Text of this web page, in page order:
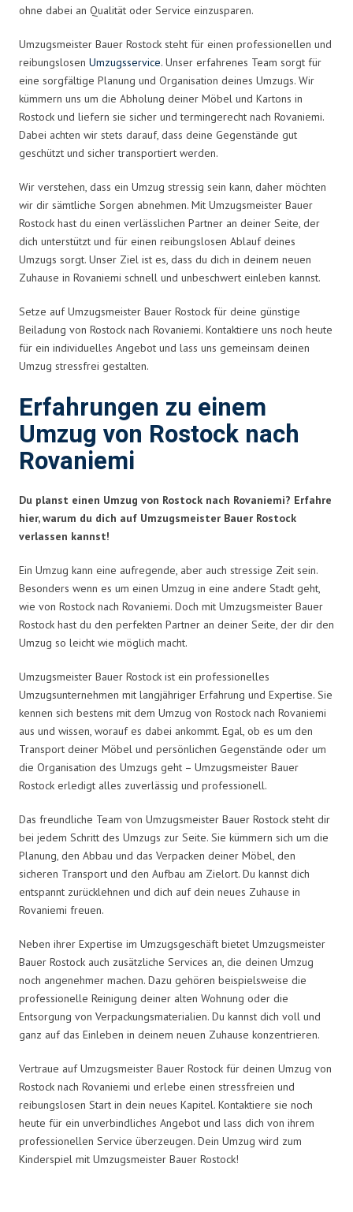
ohne dabei an Qualität oder Service einzusparen.
Umzugsmeister Bauer Rostock steht für einen professionellen und
reibungslosen Umzugsservice. Unser erfahrenes Team sorgt für
eine sorgfältige Planung und Organisation deines Umzugs. Wir
kümmern uns um die Abholung deiner Möbel und Kartons in
Rostock und liefern sie sicher und termingerecht nach Rovaniemi.
Dabei achten wir stets darauf, dass deine Gegenstände gut
geschützt und sicher transportiert werden.
Wir verstehen, dass ein Umzug stressig sein kann, daher möchten
wir dir sämtliche Sorgen abnehmen. Mit Umzugsmeister Bauer
Rostock hast du einen verlässlichen Partner an deiner Seite, der
dich unterstützt und für einen reibungslosen Ablauf deines
Umzugs sorgt. Unser Ziel ist es, dass du dich in deinem neuen
Zuhause in Rovaniemi schnell und unbeschwert einleben kannst.
Setze auf Umzugsmeister Bauer Rostock für deine günstige
Beiladung von Rostock nach Rovaniemi. Kontaktiere uns noch heute
für ein individuelles Angebot und lass uns gemeinsam deinen
Umzug stressfrei gestalten.
Erfahrungen zu einem
Umzug von Rostock nach
Rovaniemi
Du planst einen Umzug von Rostock nach Rovaniemi? Erfahre
hier, warum du dich auf Umzugsmeister Bauer Rostock
verlassen kannst!
Ein Umzug kann eine aufregende, aber auch stressige Zeit sein.
Besonders wenn es um einen Umzug in eine andere Stadt geht,
wie von Rostock nach Rovaniemi. Doch mit Umzugsmeister Bauer
Rostock hast du den perfekten Partner an deiner Seite, der dir den
Umzug so leicht wie möglich macht.
Umzugsmeister Bauer Rostock ist ein professionelles
Umzugsunternehmen mit langjähriger Erfahrung und Expertise. Sie
kennen sich bestens mit dem Umzug von Rostock nach Rovaniemi
aus und wissen, worauf es dabei ankommt. Egal, ob es um den
Transport deiner Möbel und persönlichen Gegenstände oder um
die Organisation des Umzugs geht – Umzugsmeister Bauer
Rostock erledigt alles zuverlässig und professionell.
Das freundliche Team von Umzugsmeister Bauer Rostock steht dir
bei jedem Schritt des Umzugs zur Seite. Sie kümmern sich um die
Planung, den Abbau und das Verpacken deiner Möbel, den
sicheren Transport und den Aufbau am Zielort. Du kannst dich
entspannt zurücklehnen und dich auf dein neues Zuhause in
Rovaniemi freuen.
Neben ihrer Expertise im Umzugsgeschäft bietet Umzugsmeister
Bauer Rostock auch zusätzliche Services an, die deinen Umzug
noch angenehmer machen. Dazu gehören beispielsweise die
professionelle Reinigung deiner alten Wohnung oder die
Entsorgung von Verpackungsmaterialien. Du kannst dich voll und
ganz auf das Einleben in deinem neuen Zuhause konzentrieren.
Vertraue auf Umzugsmeister Bauer Rostock für deinen Umzug von
Rostock nach Rovaniemi und erlebe einen stressfreien und
reibungslosen Start in dein neues Kapitel. Kontaktiere sie noch
heute für ein unverbindliches Angebot und lass dich von ihrem
professionellen Service überzeugen. Dein Umzug wird zum
Kinderspiel mit Umzugsmeister Bauer Rostock!